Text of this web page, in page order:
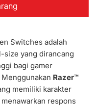
Switches adalah
size yang dirancang
bagi gamer
Razer™
memiliki karakter
respons